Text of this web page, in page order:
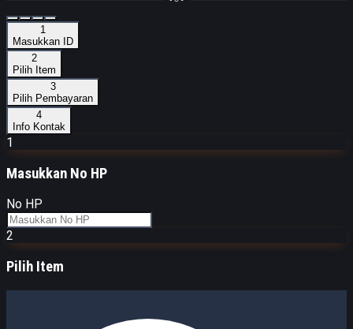
1
Masukkan ID
2
Pilih Item
3
Pilih Pembayaran
4
Info Kontak
1
Masukkan No HP
No HP
2
Pilih Item